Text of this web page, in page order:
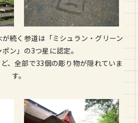
続く参道は「ミシュラン・グリーン
ン」の3つ星に認定。
、全部で33個の彫り物が隠れていま
す。